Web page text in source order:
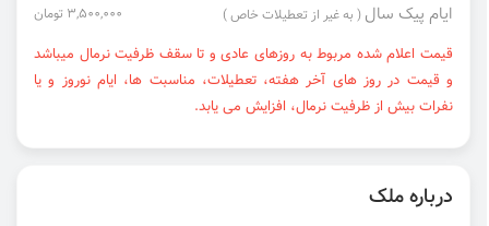
ایام پیک سال ( به غیر از تعطیلات خاص ) 3,500,000 تومان
قیمت اعلام شده مربوط به روزهای عادی و تا سقف ظرفیت نرمال میباشد
و قیمت در روز های آخر هفته، تعطیلات، مناسبت ها، ایام نوروز و یا
نفرات بیش از ظرفیت نرمال، افزایش می یابد.
درباره ملک